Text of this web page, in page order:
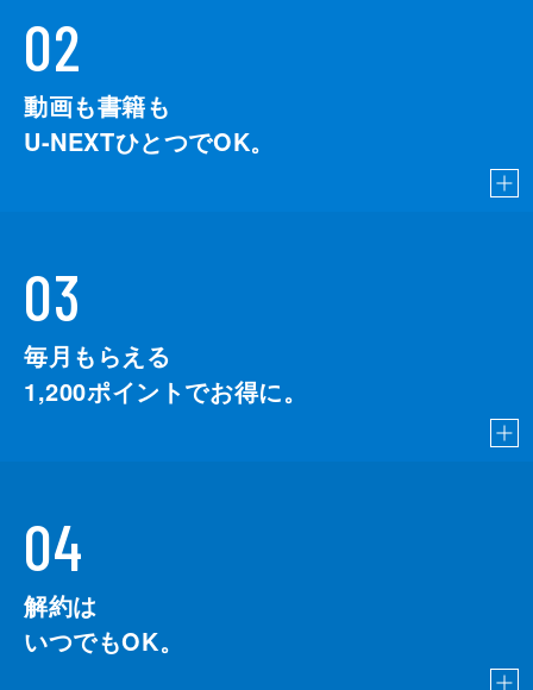
02
動画も書籍も
U-NEXTひとつでOK。
03
毎月もらえる
1,200ポイントでお得に。
04
解約は
いつでもOK。